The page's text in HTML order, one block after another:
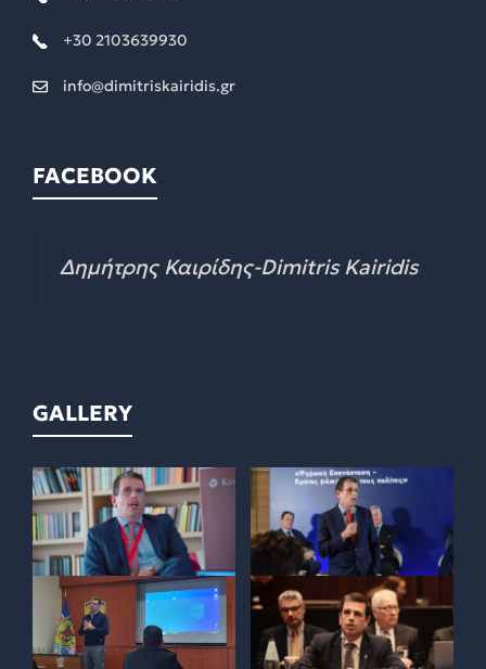
+30 2103639930
info@dimitriskairidis.gr
FACEBOOK
Δημήτρης Καιρίδης-Dimitris Kairidis
GALLERY